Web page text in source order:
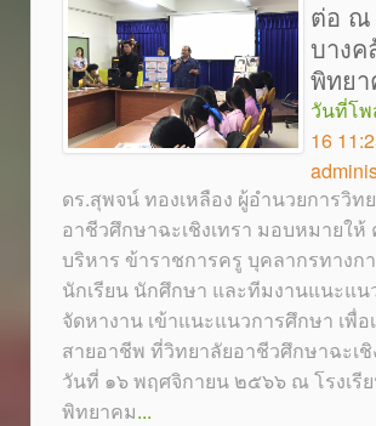
ต่อ ณ
บางค
พิทย
วันที่โพ
16
ดร.สุพจน์ ทองเหลือง ผู้อำนวยการวิท
อาชีวศึกษาฉะเชิงเทรา มอบหมายใ
บริหาร ข้าราชการครู บุคลากรทางก
นักเรียน นักศึกษา และทีมงานแนะแน
จัดหางาน เข้าแนะแนวการศึกษา เพื่อ
สายอาชีพ ที่วิทยาลัยอาชีวศึกษาฉะเชิ
วันที่ ๑๖ พฤศจิกายน ๒๕๖๖ ณ โรงเรี
พิทยาคม...